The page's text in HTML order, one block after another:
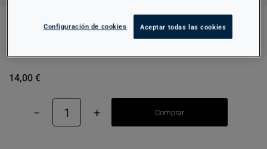
LA GUÍA. MUSEU NACIONAL D'ART DE
CATALUNYA
14,00 €
− 1 + Comprar
Configuración de cookies Aceptar todas las cookies